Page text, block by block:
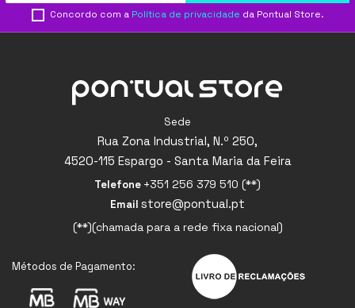
Concordo com a Política de privacidade da Pontual Store.
Sede
Rua Zona Industrial, N.º 250,
4520-115 Espargo - Santa Maria da Feira
Telefone +351 256 379 510 (**)
Email store@pontual.pt
(**)(chamada para a rede fixa nacional)
Métodos de Pagamento: